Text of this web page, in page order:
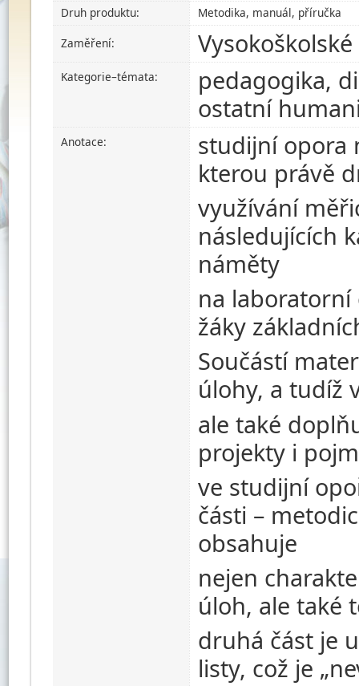
Druh produktu:
Metodika, manuál, příručka
Zaměření:
Kategorie–témata:
pedagogika,
ostatní
Anotace:
studijní opora
kterou právě
využívání
následujících
náměty
na laboratorní
žáky
Součástí
úlohy, a tudíž
ale také
projekty i
ve studijní
části –
obsahuje
nejen
úloh, ale také
druhá část je
listy, což je